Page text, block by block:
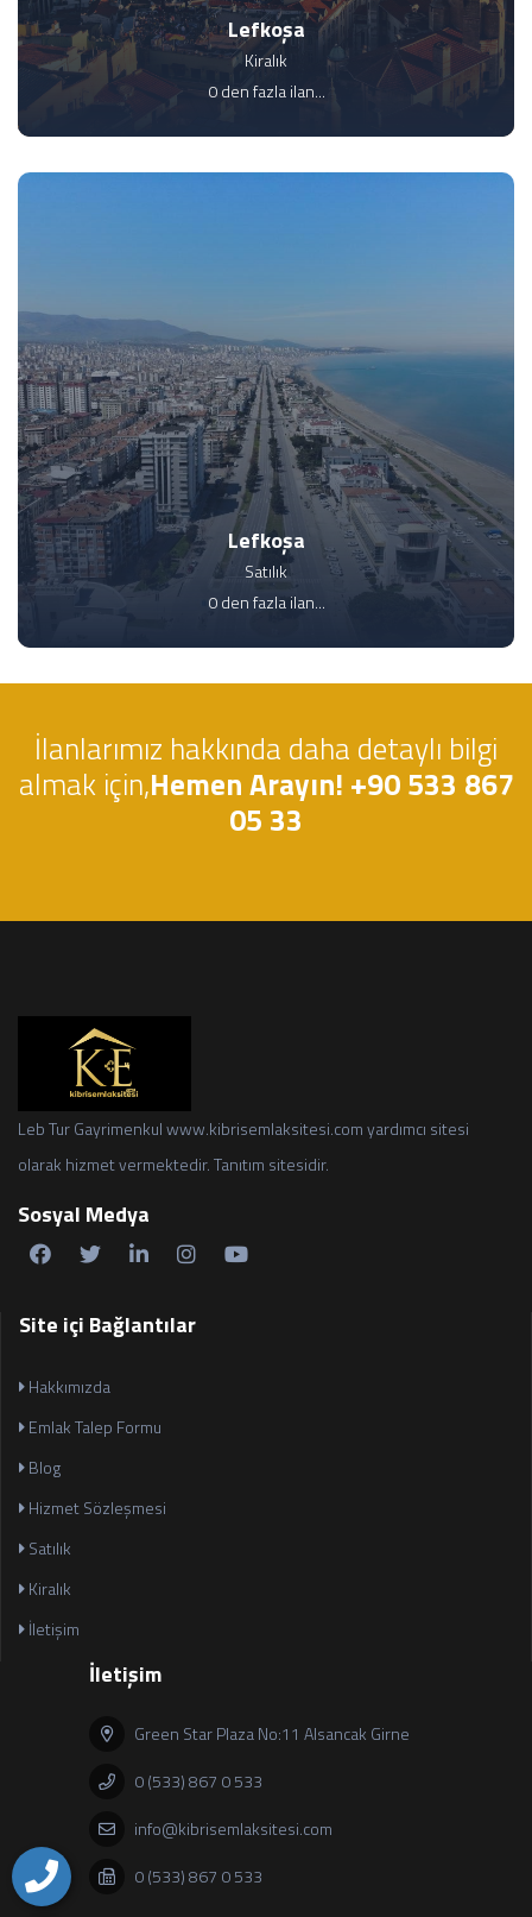
Lefkoşa
Kiralık
0 den fazla ilan...
Lefkoşa
Satılık
0 den fazla ilan...
İlanlarımız hakkında daha detaylı bilgi
almak için,Hemen Arayın! +90 533 867
05 33
Leb Tur Gayrimenkul www.kibrisemlaksitesi.com yardımcı sitesi
olarak hizmet vermektedir. Tanıtım sitesidir.
Sosyal Medya
Site içi Bağlantılar
Hakkımızda
Emlak Talep Formu
Blog
Hizmet Sözleşmesi
Satılık
Kiralık
İletişim
İletişim
Green Star Plaza No:11 Alsancak Girne
0 (533) 867 0 533
info@kibrisemlaksitesi.com
0 (533) 867 0 533